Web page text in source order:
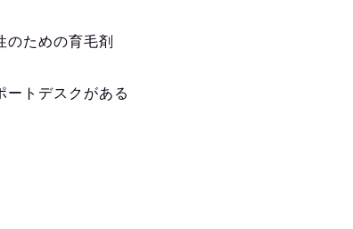
のための育毛剤
トデスクがある